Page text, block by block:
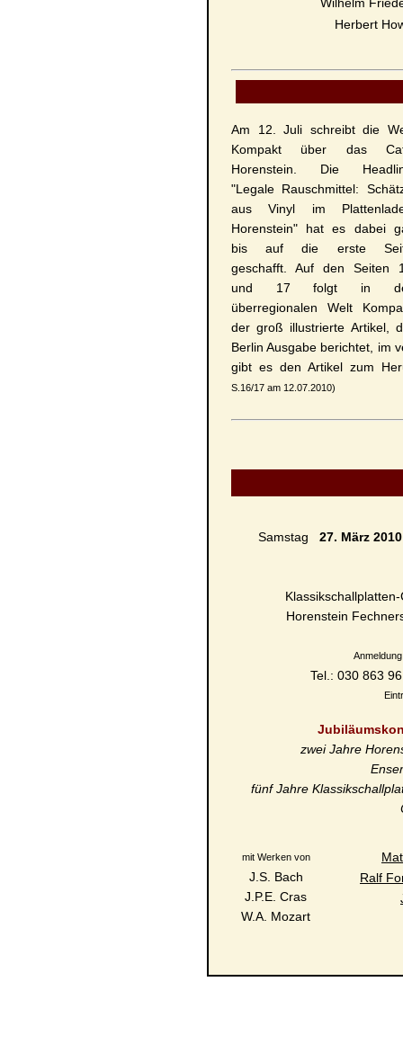
Herbert
Am 12. Juli schreibt die
Kompakt über das
Horenstein. Die
"Legale Rauschmittel:
aus Vinyl im
Horenstein" hat es dabei
bis auf die erste
geschafft. Auf den Seiten
und 17 folgt in
überregionalen Welt
der groß illustrierte Artikel,
Berlin Ausgabe berichtet, im
gibt es den Artikel zum
S.16/17 am 12.07.2010)
Samstag 27. März
Horenstein
Tel.: 030 863
zwei Jahre
fünf Jahre
mit Werken von
J.S. Bach
J.P.E. Cras
W.A. Mozart
Ralf